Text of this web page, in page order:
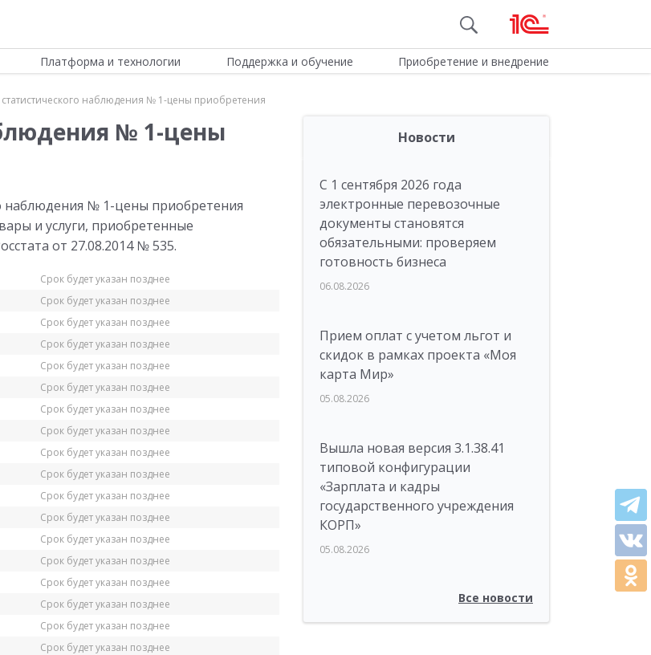
Платформа и технологии Поддержка и обучение Приобретение и внедрение
наблюдения № 1-цены приобретения
№ 1-цены
наблюдения № 1-цены приобретения
и услуги, приобретенные
от 27.08.2014 № 535.
Срок будет указан позднее
Срок будет указан позднее
Срок будет указан позднее
Срок будет указан позднее
Срок будет указан позднее
Срок будет указан позднее
Срок будет указан позднее
Срок будет указан позднее
Срок будет указан позднее
Срок будет указан позднее
Срок будет указан позднее
Срок будет указан позднее
Срок будет указан позднее
Срок будет указан позднее
Срок будет указан позднее
Срок будет указан позднее
Срок будет указан позднее
Срок будет указан позднее
Новости
С 1 сентября 2026 года
электронные перевозочные
документы становятся
обязательными: проверяем
готовность бизнеса
06.08.2026
Прием оплат с учетом льгот и
скидок в рамках проекта «Моя
карта Мир»
05.08.2026
Вышла новая версия 3.1.38.41
типовой конфигурации
«Зарплата и кадры
государственного учреждения
КОРП»
05.08.2026
Все новости